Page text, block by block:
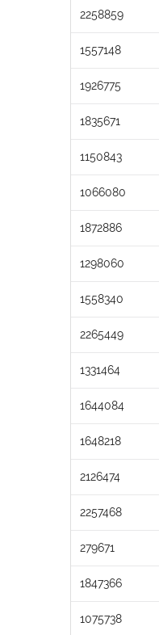
2258859
1557148
1926775
1835671
1150843
1066080
1872886
1298060
1558340
2265449
1331464
1644084
1648218
2126474
2257468
279671
1847366
1075738